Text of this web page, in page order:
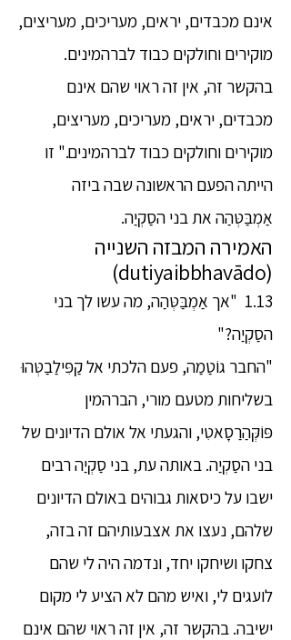
אינם מכבדים, יראים, מעריכים, מעריצים,
מוקירים וחולקים כבוד לברהמינים.
בהקשר זה, אין זה ראוי שהם אינם
מכבדים, יראים, מעריכים, מעריצים,
מוקירים וחולקים כבוד לברהמינים." זו
הייתה הפעם הראשונה שבה ביזה
אַמְבַּטְּהַה את בני הסַקְיַה.
האמירה המבזה השנייה
(dutiyaibbhavādo)
1.13 "אך אַמְבַּטְּהַה, מה עשו לך בני
הסַקְיַה?"
"החבר גוֹטַמַה, פעם הלכתי אל קַפִּילַבַטְּהוּ
בשליחות מטעם מורי, הברהמין
פּוֹקְּהַרַסָאטִי, והגעתי אל אולם הדיונים של
בני הסַקְיַה. באותה עת, בני סַקְיַה רבים
ישבו על כיסאות גבוהים באולם הדיונים
שלהם, נעצו את אצבעותיהם זה בזה,
צחקו ושיחקו יחד, ונדמה היה לי שהם
לועגים לי, ואיש מהם לא הציע לי מקום
ישיבה. בהקשר זה, אין זה ראוי שהם אינם